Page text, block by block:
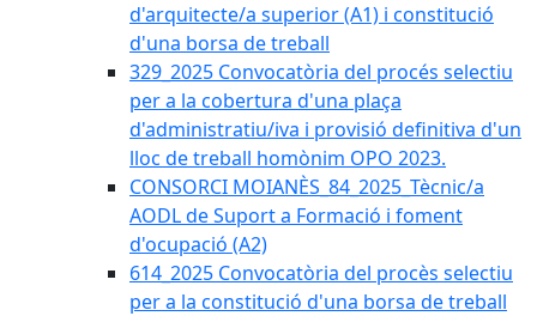
d'arquitecte/a superior (A1) i constitució
d'una borsa de treball
329_2025 Convocatòria del procés selectiu
per a la cobertura d'una plaça
d'administratiu/iva i provisió definitiva d'un
lloc de treball homònim OPO 2023.
CONSORCI MOIANÈS_84_2025_Tècnic/a
AODL de Suport a Formació i foment
d'ocupació (A2)
614_2025 Convocatòria del procès selectiu
per a la constitució d'una borsa de treball